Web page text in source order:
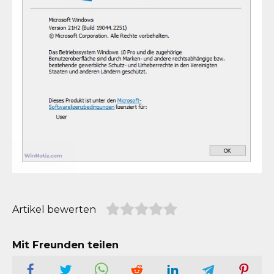
Artikel bewerten
Mit Freunden teilen